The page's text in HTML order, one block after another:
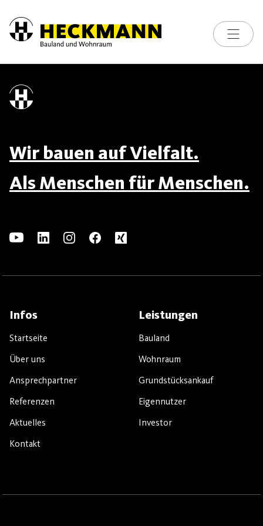
Skip to content
Toggle
Wir bauen auf Vielfalt.
Als Menschen für Menschen.
Infos
Startseite
Über uns
Ansprechpartner
Referenzen
Aktuelles
Kontakt
Leistungen
Bauland
Wohnraum
Grundstücksankauf
Eigennutzer
Investor